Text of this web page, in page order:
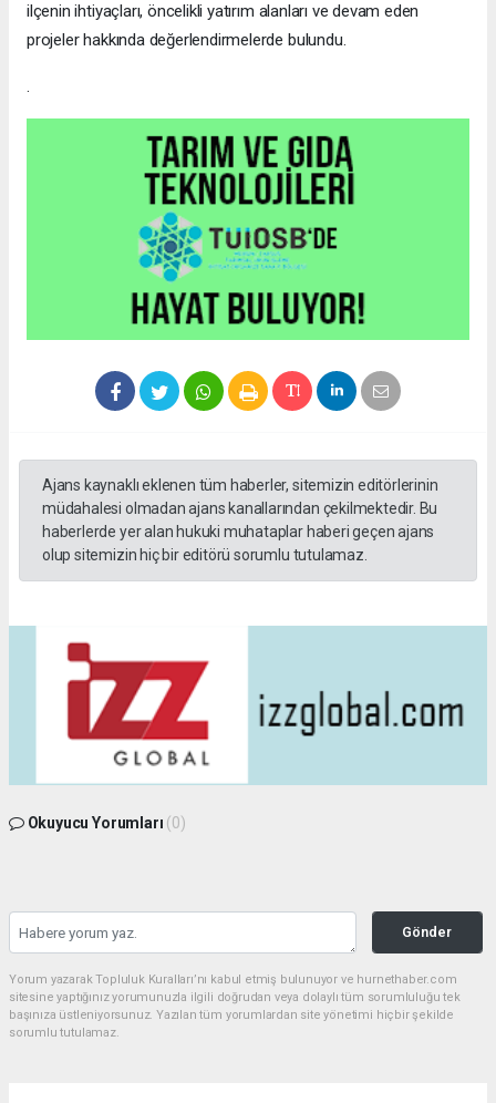
ilçenin ihtiyaçları, öncelikli yatırım alanları ve devam eden
projeler hakkında değerlendirmelerde bulundu.
.
Ajans kaynaklı eklenen tüm haberler, sitemizin editörlerinin
müdahalesi olmadan ajans kanallarından çekilmektedir. Bu
haberlerde yer alan hukuki muhataplar haberi geçen ajans
olup sitemizin hiç bir editörü sorumlu tutulamaz.
Okuyucu Yorumları (0)
Gönder
Yorum yazarak Topluluk Kuralları’nı kabul etmiş bulunuyor ve hurnethaber.com
sitesine yaptığınız yorumunuzla ilgili doğrudan veya dolaylı tüm sorumluluğu tek
başınıza üstleniyorsunuz. Yazılan tüm yorumlardan site yönetimi hiçbir şekilde
sorumlu tutulamaz.